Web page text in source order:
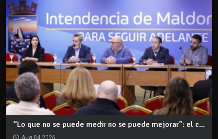
“Lo que no se puede medir no se puede mejorar”: el c...
Aug 04 2026